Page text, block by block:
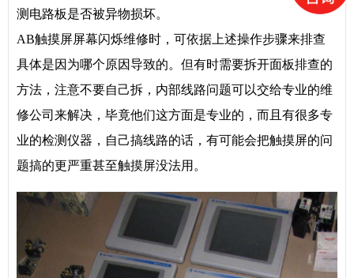
测电路板是否被异物损坏。
AB触摸屏屏幕闪烁维修时，可依据上述操作步骤来排查
具体是因为哪个原因导致的。但有时需要拆开面板排查的
方法，注意不要自己拆，内部线路问题可以交给专业的维
修公司来解决，毕竟他们这方面是专业的，而且有很多专
业的检测仪器，自己搞线路的话，有可能会把触摸屏的问
题搞的更严重甚至触摸屏没法用。